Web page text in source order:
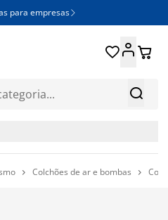
para empresas 

 
 Colchões de ar e bombas 